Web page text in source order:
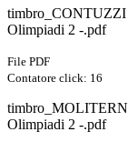
Olimpiadi 2 -.pdf
File PDF
Contatore click: 16
Olimpiadi 2 -.pdf